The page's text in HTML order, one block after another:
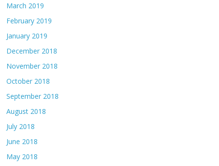
March 2019
February 2019
January 2019
December 2018
November 2018
October 2018
September 2018
August 2018
July 2018
June 2018
May 2018